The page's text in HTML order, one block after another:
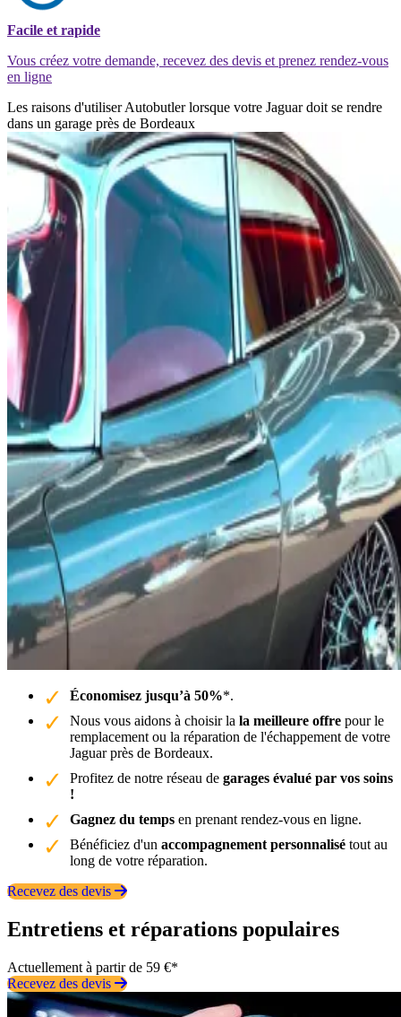
Facile et rapide
Vous créez votre demande, recevez des devis et prenez rendez-vous
en ligne
Les raisons d'utiliser Autobutler lorsque votre Jaguar doit se rendre
dans un garage près de Bordeaux
Économisez jusqu’à 50%*.
Nous vous aidons à choisir la la meilleure offre pour le
remplacement ou la réparation de l'échappement de votre
Jaguar près de Bordeaux.
Profitez de notre réseau de garages évalué par vos soins
!
Gagnez du temps en prenant rendez-vous en ligne.
Bénéficiez d'un accompagnement personnalisé tout au
long de votre réparation.
Recevez des devis
Entretiens et réparations populaires
Actuellement à partir de 59 €*
Recevez des devis